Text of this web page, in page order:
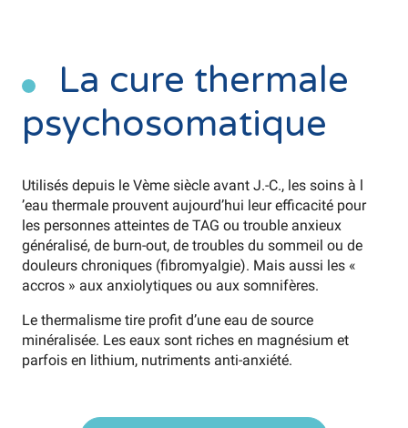
La cure thermale
psychosomatique
Utilisés depuis le Vème siècle avant J.-C., les soins à l
’eau thermale prouvent aujourd’hui leur efficacité pour
les personnes atteintes de TAG ou trouble anxieux
généralisé, de burn-out, de troubles du sommeil ou de
douleurs chroniques (fibromyalgie). Mais aussi les «
accros » aux anxiolytiques ou aux somnifères.
Le thermalisme tire profit d’une eau de source
minéralisée. Les eaux sont riches en magnésium et
parfois en lithium, nutriments anti-anxiété.